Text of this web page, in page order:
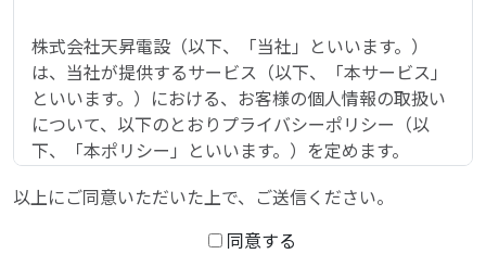
株式会社天昇電設（以下、「当社」といいます。）
は、当社が提供するサービス（以下、「本サービス」
といいます。）における、お客様の個人情報の取扱い
について、以下のとおりプライバシーポリシー（以
下、「本ポリシー」といいます。）を定めます。
第 1 条（個人情報）
「個人情報」とは、個人情報保護法にいう「個人情
以上にご同意いただいた上で、ご送信ください。
同意する